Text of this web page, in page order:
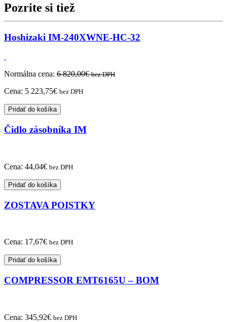
Pozrite si tiež
Hoshizaki IM-240XWNE-HC-32
Normálna cena: 6 820,00€ bez DPH
Cena: 5 223,75€ bez DPH
Pridať do košíka
Čidlo zásobníka IM
Cena: 44,04€ bez DPH
Pridať do košíka
ZOSTAVA POISTKY
Cena: 17,67€ bez DPH
Pridať do košíka
COMPRESSOR EMT6165U – BOM
Cena: 345,92€ bez DPH